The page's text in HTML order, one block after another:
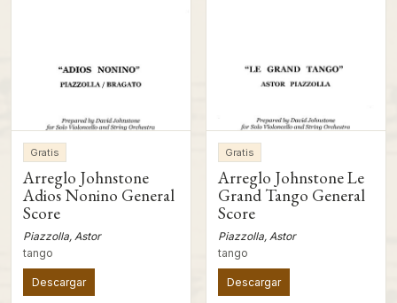
Gratis
Arreglo Johnstone
Adios Nonino General
Score
Piazzolla, Astor
tango
Descargar
Gratis
Arreglo Johnstone Le
Grand Tango General
Score
Piazzolla, Astor
tango
Descargar